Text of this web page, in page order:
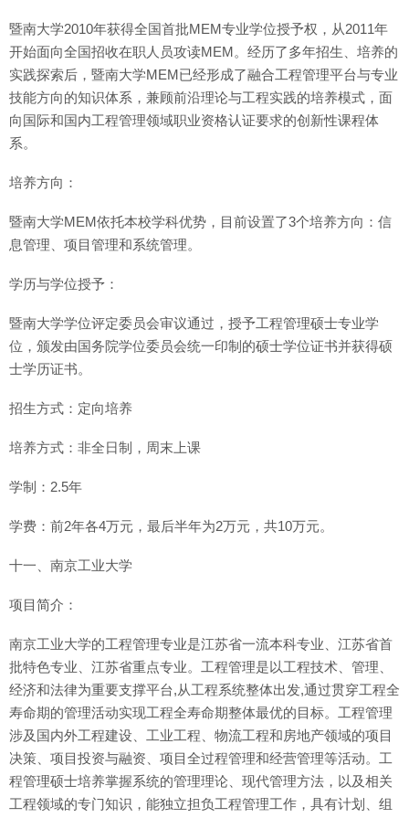
暨南大学2010年获得全国首批MEM专业学位授予权，从2011年
开始面向全国招收在职人员攻读MEM。经历了多年招生、培养的
实践探索后，暨南大学MEM已经形成了融合工程管理平台与专业
技能方向的知识体系，兼顾前沿理论与工程实践的培养模式，面
向国际和国内工程管理领域职业资格认证要求的创新性课程体
系。
培养方向：
暨南大学MEM依托本校学科优势，目前设置了3个培养方向：信
息管理、项目管理和系统管理。
学历与学位授予：
暨南大学学位评定委员会审议通过，授予工程管理硕士专业学
位，颁发由国务院学位委员会统一印制的硕士学位证书并获得硕
士学历证书。
招生方式：定向培养
培养方式：非全日制，周末上课
学制：2.5年
学费：前2年各4万元，最后半年为2万元，共10万元。
十一、南京工业大学
项目简介：
南京工业大学的工程管理专业是江苏省一流本科专业、江苏省首
批特色专业、江苏省重点专业。工程管理是以工程技术、管理、
经济和法律为重要支撑平台,从工程系统整体出发,通过贯穿工程全
寿命期的管理活动实现工程全寿命期整体最优的目标。工程管理
涉及国内外工程建设、工业工程、物流工程和房地产领域的项目
决策、项目投资与融资、项目全过程管理和经营管理等活动。工
程管理硕士培养掌握系统的管理理论、现代管理方法，以及相关
工程领域的专门知识，能独立担负工程管理工作，具有计划、组